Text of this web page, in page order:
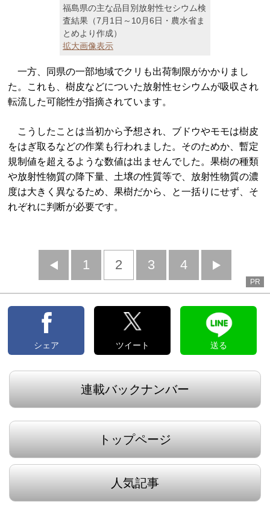
福島県の主な品目別放射性セシウム検
査結果（7月1日～10月6日・農水省ま
とめより作成）
拡大画像表示
一方、同県の一部地域でクリも出荷制限がかかりまし
た。これも、樹皮などについた放射性セシウムが吸収され
転流した可能性が指摘されています。
こうしたことは当初から予想され、ブドウやモモは樹皮
をはぎ取るなどの作業も行われました。そのためか、暫定
規制値を超えるような数値は出ませんでした。果樹の種類
や放射性物質の降下量、土壌の性質等で、放射性物質の濃
度は大きく異なるため、果樹だから、と一括りにせず、そ
れぞれに判断が必要です。
前
へ
1 2 3 4
へ
PR
シェア ツイート 送る
連載バックナンバー
トップページ
人気記事